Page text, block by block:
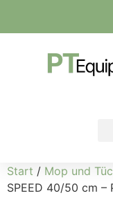
Start / Mop und
SPEED 40/50 cm –